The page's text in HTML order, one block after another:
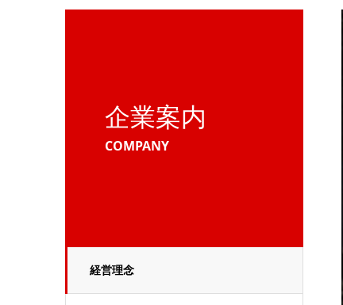
企業案内
COMPANY
経営理念